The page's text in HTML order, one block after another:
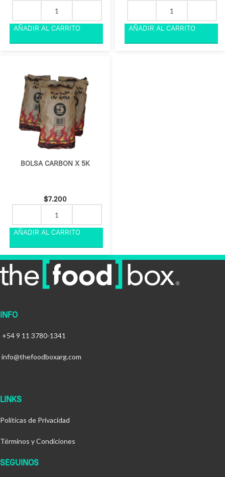
BOLSA CARBON X 5K
$7.200
INFO
+54 9 11 3780-1341
info@thefoodboxarg.com
LINKS
Políticas de Privacidad
Términos y Condiciones
SEGUINOS